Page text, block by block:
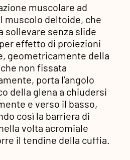
muscolare ad
muscolo deltoide, che
sollevare senza slide
per effetto di proiezioni
geometricamente della
non fissata
porta l’angolo
della glena a chiudersi
e verso il basso,
così la barriera di
volta acromiale
il tendine della cuffia.